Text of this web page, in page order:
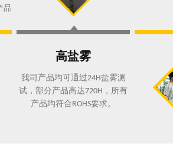
品
高盐雾
我司产品均可通过24H盐雾测
试，部分产品高达720H ，所有
产品均符合 ROHS要求。